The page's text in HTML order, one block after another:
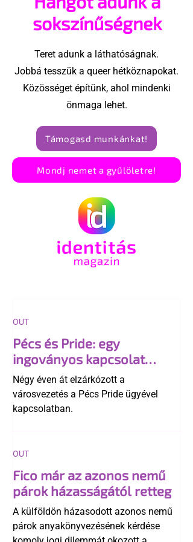
sokszínűségnek
Teret adunk a láthatóságnak.
Jobbá tesszük a queer hétköznapokat.
Közösséget építünk, ahol mindenki
önmaga lehet.
Támogasd munkánkat!
Mondj nemet a gyűlöletre!
Pécs és Pride: egy
ingoványos kapcsolat
története
Négy éven át elzárkózott a
városvezetés a Pécs Pride ügyével
kapcsolatban.
OUT
Fico már az azonos nemű
párok házasságától retteg
A külföldön házasodott azonos nemű
párok anyakönyvezésének kérdése
OUT